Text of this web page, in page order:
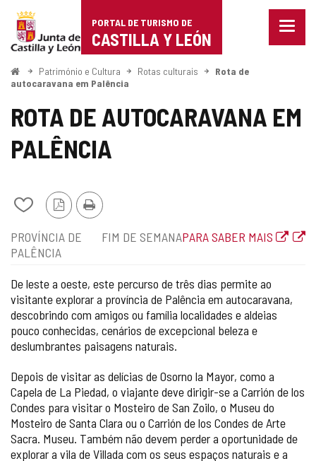
Portal
de
Turismo
de
Castilla
PORTAL DE TURISMO DE
CASTILLA Y LEÓN
Menu
ComeçoPatrimónio e Cultura Rotas culturais
Rota de
autocaravana em Palência
ROTA DE AUTOCARAVANA EM
PALÊNCIA
Adicionar
remover
de
cadernos
VersãoImprimir
Localização
PROVÍNCIA DE
PALÊNCIA
Tipo
de
FIM DE SEMANA
Link
para
externo
PARA SABER MAIS
De leste a oeste, este percurso de três dias permite ao
visitante explorar a província de Palência em autocaravana,
descobrindo com amigos ou família localidades e aldeias
pouco conhecidas, cenários de excepcional beleza e
deslumbrantes paisagens naturais.
Depois de visitar as delícias de Osorno la Mayor, como a
Capela de La Piedad, o viajante deve dirigir-se a Carrión de los
Condes para visitar o Mosteiro de San Zoilo, o Museu do
Mosteiro de Santa Clara ou o Carrión de los Condes de Arte
Sacra. Museu. Também não devem perder a oportunidade de
explorar a vila de Villada com os seus espaços naturais e a